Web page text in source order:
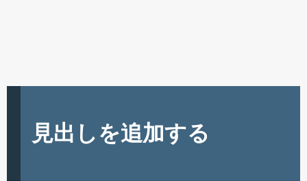
見出しを追加する